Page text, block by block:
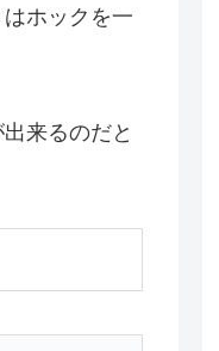
ホックを一
来るのだと